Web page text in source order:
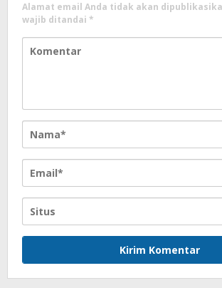
Alamat email Anda tidak akan
wajib ditandai *